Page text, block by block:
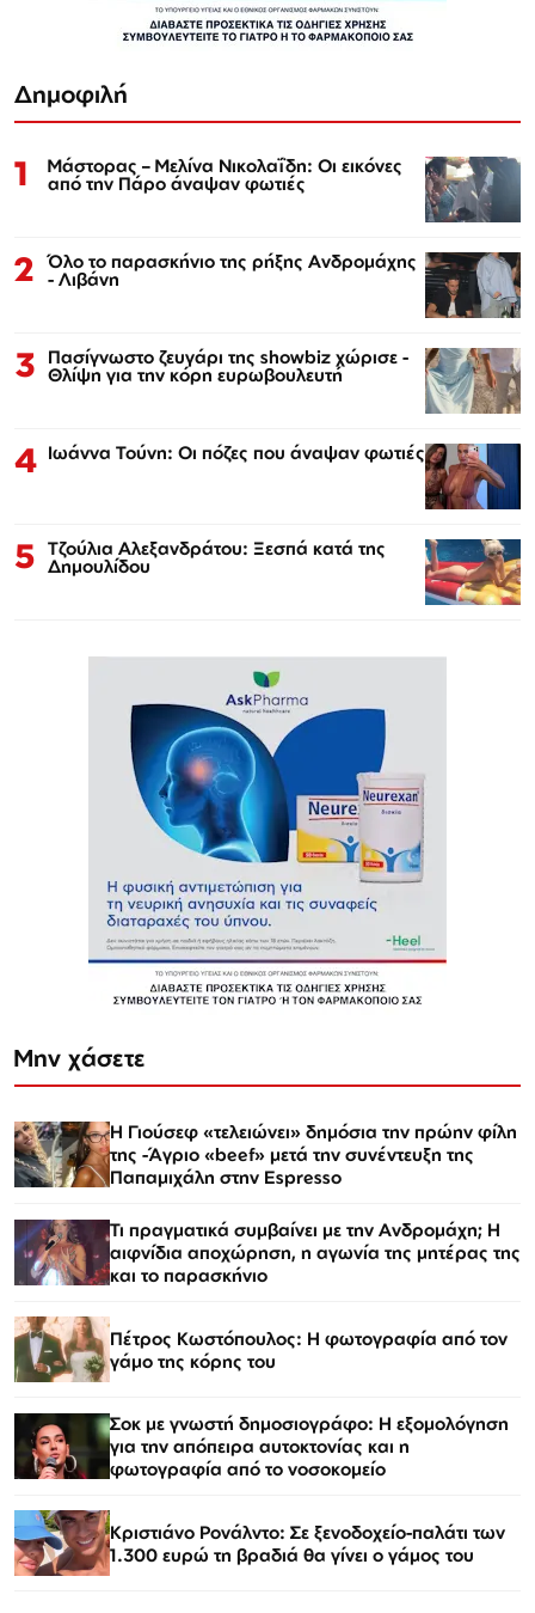
Δημοφιλή
1 Μάστορας – Μελίνα Νικολαΐδη: Οι εικόνες
από την Πάρο άναψαν φωτιές
2 Όλο το παρασκήνιο της ρήξης Ανδρομάχης
- Λιβάνη
3 Πασίγνωστο ζευγάρι της showbiz χώρισε -
Θλίψη για την κόρη ευρωβουλευτή
4 Ιωάννα Τούνη: Οι πόζες που άναψαν φωτιές
5 Τζούλια Αλεξανδράτου: Ξεσπά κατά της
Δημουλίδου
Μην χάσετε
Η Γιούσεφ «τελειώνει» δημόσια την πρώην φίλη
της -Άγριο «beef» μετά την συνέντευξη της
Παπαμιχάλη στην Espresso
Τι πραγματικά συμβαίνει με την Ανδρομάχη; Η
αιφνίδια αποχώρηση, η αγωνία της μητέρας της
και το παρασκήνιο
Πέτρος Κωστόπουλος: Η φωτογραφία από τον
γάμο της κόρης του
Σοκ με γνωστή δημοσιογράφο: Η εξομολόγηση
για την απόπειρα αυτοκτονίας και η
φωτογραφία από το νοσοκομείο
Κριστιάνο Ρονάλντο: Σε ξενοδοχείο-παλάτι των
1.300 ευρώ τη βραδιά θα γίνει ο γάμος του